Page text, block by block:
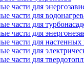
части для
части для
части для
части для
части для настенных
части для
части для